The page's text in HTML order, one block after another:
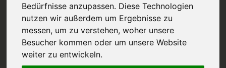
Bedürfnisse anzupassen. Diese Technologien
nutzen wir außerdem um Ergebnisse zu
messen, um zu verstehen, woher unsere
Besucher kommen oder um unsere Website
weiter zu entwickeln.